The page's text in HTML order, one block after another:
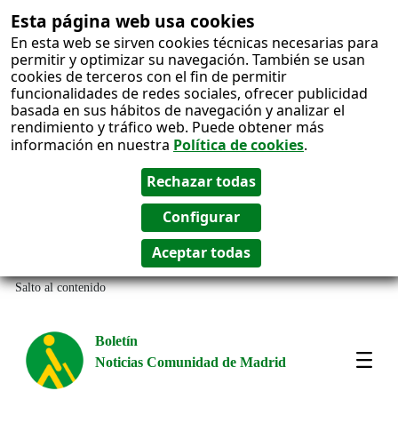
Esta página web usa cookies
En esta web se sirven cookies técnicas necesarias para
permitir y optimizar su navegación. También se usan
cookies de terceros con el fin de permitir
funcionalidades de redes sociales, ofrecer publicidad
basada en sus hábitos de navegación y analizar el
rendimiento y tráfico web. Puede obtener más
información en nuestra Política de cookies.
Salto al contenido
Boletín
Noticias Comunidad de Madrid